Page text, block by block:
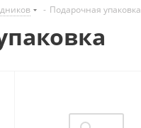
- Подарочная упаковка